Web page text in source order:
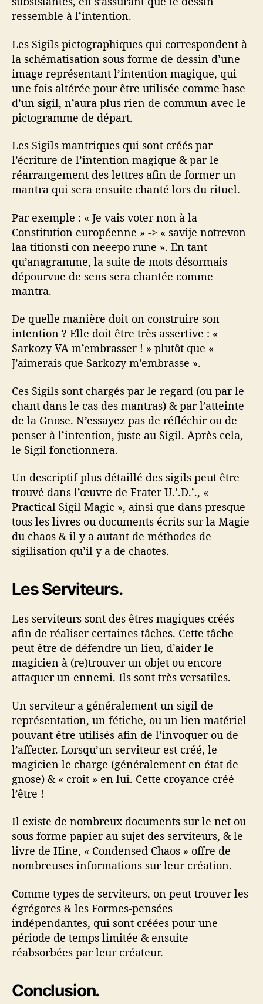
ressemble à l’intention.
Les Sigils pictographiques qui correspondent à
la schématisation sous forme de dessin d’une
image représentant l’intention magique, qui
une fois altérée pour être utilisée comme base
d’un sigil, n’aura plus rien de commun avec le
pictogramme de départ.
Les Sigils mantriques qui sont créés par
l’écriture de l’intention magique & par le
réarrangement des lettres afin de former un
mantra qui sera ensuite chanté lors du rituel.
Par exemple : « Je vais voter non à la
Constitution européenne » -> « savije notrevon
laa titionsti con neeepo rune ». En tant
qu’anagramme, la suite de mots désormais
dépourvue de sens sera chantée comme
mantra.
De quelle manière doit-on construire son
intention ? Elle doit être très assertive : «
Sarkozy VA m’embrasser ! » plutôt que «
J’aimerais que Sarkozy m’embrasse ».
Ces Sigils sont chargés par le regard (ou par le
chant dans le cas des mantras) & par l’atteinte
de la Gnose. N’essayez pas de réfléchir ou de
penser à l’intention, juste au Sigil. Après cela,
le Sigil fonctionnera.
Un descriptif plus détaillé des sigils peut être
trouvé dans l’œuvre de Frater U.’.D.’., «
Practical Sigil Magic », ainsi que dans presque
tous les livres ou documents écrits sur la Magie
du chaos & il y a autant de méthodes de
sigilisation qu’il y a de chaotes.
Les Serviteurs.
Les serviteurs sont des êtres magiques créés
afin de réaliser certaines tâches. Cette tâche
peut être de défendre un lieu, d’aider le
magicien à (re)trouver un objet ou encore
attaquer un ennemi. Ils sont très versatiles.
Un serviteur a généralement un sigil de
représentation, un fétiche, ou un lien matériel
pouvant être utilisés afin de l’invoquer ou de
l’affecter. Lorsqu’un serviteur est créé, le
magicien le charge (généralement en état de
gnose) & « croit » en lui. Cette croyance créé
l’être !
Il existe de nombreux documents sur le net ou
sous forme papier au sujet des serviteurs, & le
livre de Hine, « Condensed Chaos » offre de
nombreuses informations sur leur création.
Comme types de serviteurs, on peut trouver les
égrégores & les Formes-pensées
indépendantes, qui sont créées pour une
période de temps limitée & ensuite
réabsorbées par leur créateur.
Conclusion.